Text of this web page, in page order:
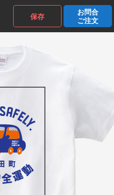
保存
お問合
ご注文
上へ移動